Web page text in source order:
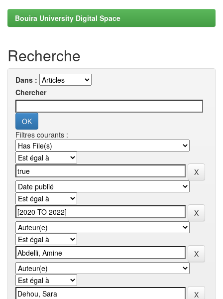
Bouira University Digital Space
Recherche
Dans :
Chercher
Filtres courants :